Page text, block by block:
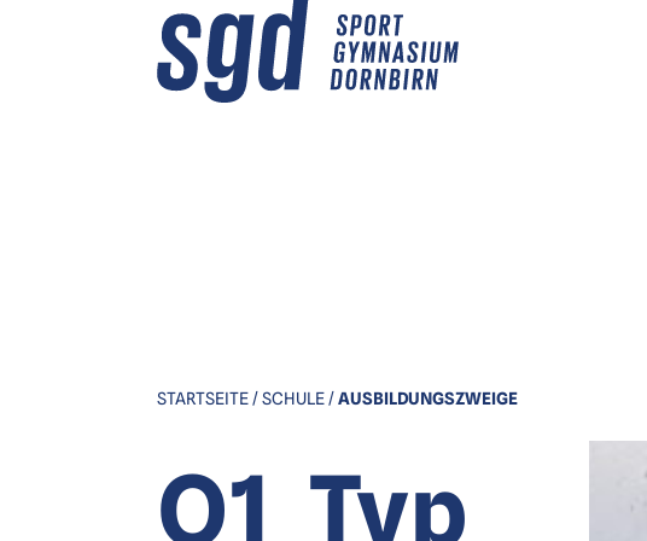
STARTSEITE / SCHULE /AUSBILDUNGSZWEIGE​
O1_Typ